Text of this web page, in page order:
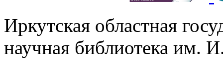
Иркутская областная
научная библиотека им.